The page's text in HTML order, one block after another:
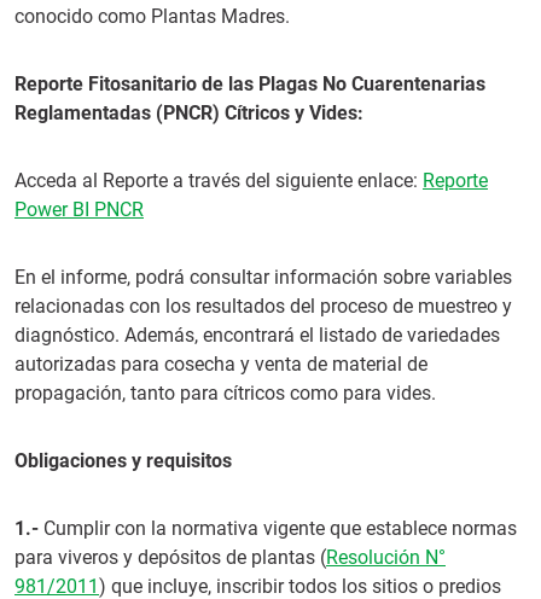
conocido como Plantas Madres.
Reporte Fitosanitario de las Plagas No Cuarentenarias
Reglamentadas (PNCR) Cítricos y Vides:
Acceda al Reporte a través del siguiente enlace: Reporte
Power BI PNCR
En el informe, podrá consultar información sobre variables
relacionadas con los resultados del proceso de muestreo y
diagnóstico. Además, encontrará el listado de variedades
autorizadas para cosecha y venta de material de
propagación, tanto para cítricos como para vides.
Obligaciones y requisitos
1.- Cumplir con la normativa vigente que establece normas
para viveros y depósitos de plantas (Resolución N°
981/2011) que incluye, inscribir todos los sitios o predios